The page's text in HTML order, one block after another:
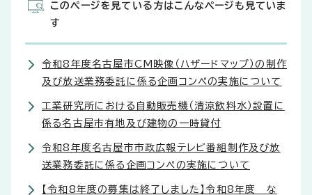
このページを見ている方はこんなページも見ていま
す
令和8年度名古屋市CM映像（ハザードマップ）の制作
及び放送業務委託に係る企画コンペの実施について
工業研究所における自動販売機（清涼飲料水）設置に
係る名古屋市有地及び建物の一時貸付
令和8年度名古屋市市政広報テレビ番組制作及び放
送業務委託に係る企画コンペの実施について
【令和8年度の募集は終了しました】令和8年度 な